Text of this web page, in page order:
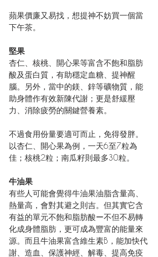
蘋果價廉又易找，想提神不妨買一個當
下午茶。
堅果
杏仁、核桃、開心果等富含不飽和脂肪
酸及蛋白質，有助穩定血糖、提神醒
腦。另外，當中的鎂、鋅等礦物質，能
助身體作有效新陳代謝；更是舒緩壓
力、消除疲勞的關鍵營養素。
不過食用份量要適可而止，免得發胖。
以杏仁、開心果為例，一天6至7粒為
佳；核桃2粒；南瓜籽則最多30粒。
牛油果
有些人可能會覺得牛油果油脂含量高、
熱量高，會對其避之則吉。但其實它含
有益的單元不飽和脂肪酸ー不但不易轉
化成身體脂肪，更可成為豐富的能量來
源。而且牛油果富含維生素B，能加快代
謝、造血、保護神經、解毒、提高免疫